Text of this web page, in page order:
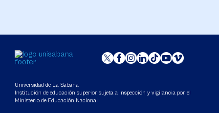
Universidad de La Sabana
Institución de educación superior sujeta a inspección y vigilancia por el
Ministerio de Educación Nacional